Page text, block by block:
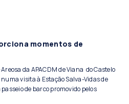
momentos de
da APACDM de Viana do Castelo
visita à Estação Salva-Vidas de
de barco promovido pelos